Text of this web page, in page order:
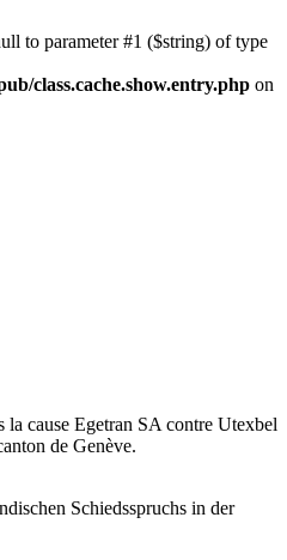
to parameter #1 ($string) of type
class.cache.show.entry.php on
cause Egetran SA contre Utexbel
de Genève.
Schiedsspruchs in der